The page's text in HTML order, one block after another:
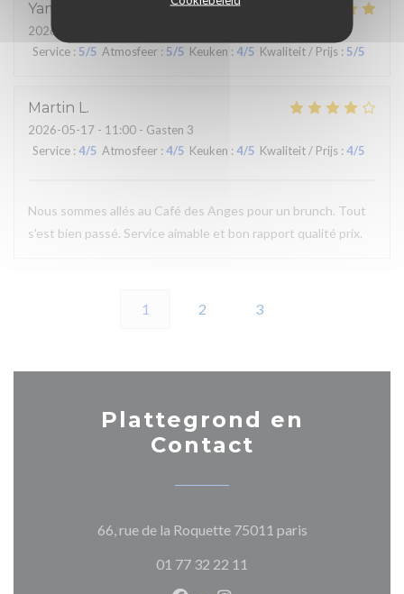
Yaminna
2026-05-21
Service : 5/5 Atmosfeer : 5/5 Keuken : 4/5 Kwaliteit / Prijs : 5/5
Martin L
2026-05-17 - 11:00 - Gasten 3
Service : 4/5 Atmosfeer : 4/5 Keuken : 4/5 Kwaliteit / Prijs : 4/5
Nous sommes allés au Café des Anges pour un brunch. Tout
s'est bien passé. Service aimable et bon rapport qualité prix.
1 2 3
Plattegrond en
Contact
66, rue de la Roquette 75011 paris((opent in een
01 77 32 22 11